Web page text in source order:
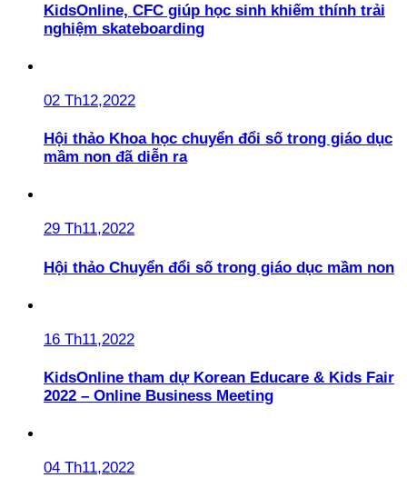
KidsOnline, CFC giúp học sinh khiếm thính trải
nghiệm skateboarding
02 Th12,2022
Hội thảo Khoa học chuyển đổi số trong giáo dục
mầm non đã diễn ra
29 Th11,2022
Hội thảo Chuyển đổi số trong giáo dục mầm non
16 Th11,2022
KidsOnline tham dự Korean Educare & Kids Fair
2022 – Online Business Meeting
04 Th11,2022